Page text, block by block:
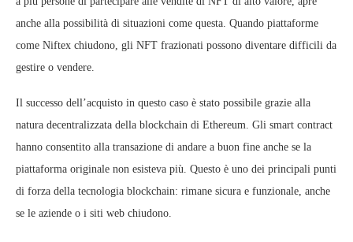
anche alla possibilità di situazioni come questa. Quando piattaforme
come Niftex chiudono, gli NFT frazionati possono diventare difficili da
gestire o vendere.
Il successo dell’acquisto in questo caso è stato possibile grazie alla
natura decentralizzata della blockchain di Ethereum. Gli smart contract
hanno consentito alla transazione di andare a buon fine anche se la
piattaforma originale non esisteva più. Questo è uno dei principali punti
di forza della tecnologia blockchain: rimane sicura e funzionale, anche
se le aziende o i siti web chiudono.